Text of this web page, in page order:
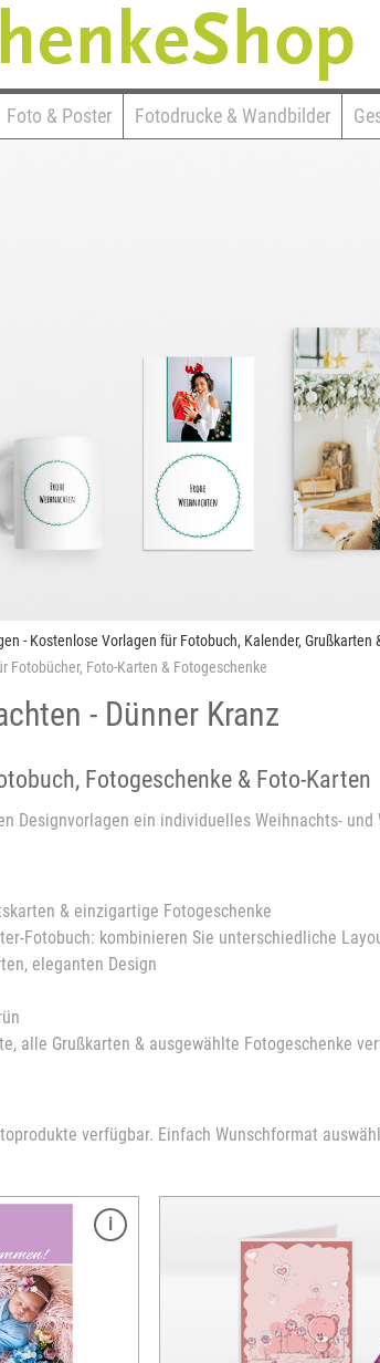
Foto & Poster Fotodrucke & Wandbilder
- Kostenlose Vorlagen für Fotobuch, Kalender, Grußkarten
Fotobücher, Foto-Karten & Fotogeschenke
- Dünner Kranz
Fotogeschenke & Foto-Karten
Designvorlagen ein individuelles Weihnachts-
& einzigartige Fotogeschenke
Fotobuch: kombinieren Sie unterschiedliche
eleganten Design
alle Grußkarten & ausgewählte Fotogeschenke
verfügbar. Einfach Wunschformat
Papier
verfügbar
Format: 10 x 18 cm
ausbelichtet auf
Hoch- oder
Oberfläche: glanz